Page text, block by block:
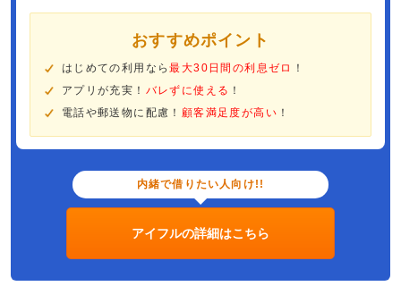
おすすめポイント
はじめての利用なら最大30日間の利息ゼロ
！
アプリが充実！ バレずに使える ！
電話や郵送物に配慮！ 顧客満足度が高い ！
内緒で借りたい人向け!!
アイフルの詳細はこちら